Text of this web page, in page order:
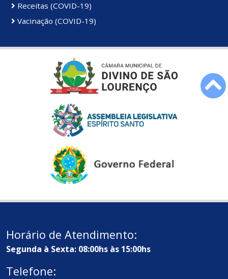
Receitas (COVID-19)
Vacinação (COVID-19)
Horário de Atendimento:
Segunda à Sexta: 08:00hs às 15:00hs
Telefone: